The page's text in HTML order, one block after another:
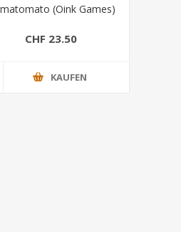
(Oink Games)
CHF 23.50
KAUFEN